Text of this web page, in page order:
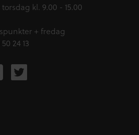
kl. 9.00 - 15.00
+ fredag
24 13